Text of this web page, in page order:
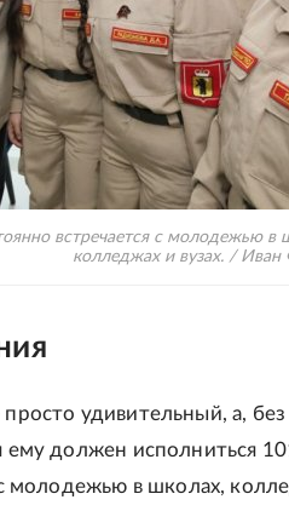
встречается с молодежью в
колледжах и вузах. / Иван
удивительный, а, без
ему должен исполниться
молодежью в школах,